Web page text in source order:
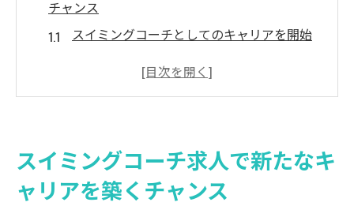
チャンス
スイミングコーチとしてのキャリアを開始
求められるスイミングコーチの資質とスキ
イント
スイミングコーチのキャリアパスと成長機
スイミングコーチ求人で新たなキ
ャリアを築くチャンス